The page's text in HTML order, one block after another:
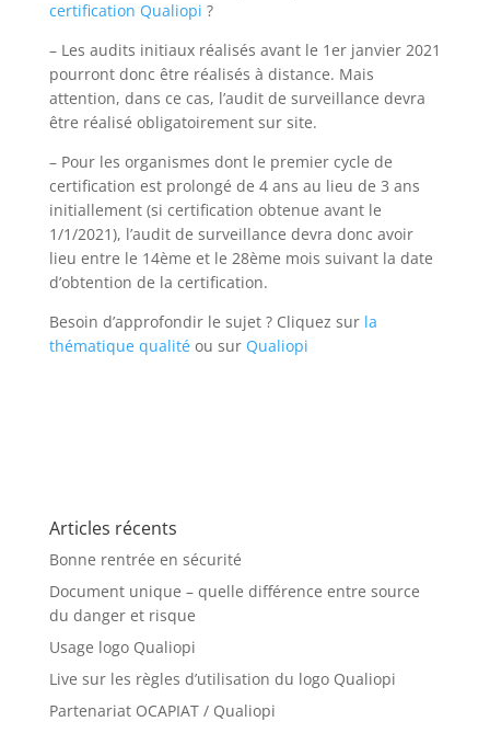
certification Qualiopi ?
– Les audits initiaux réalisés avant le 1er janvier 2021
pourront donc être réalisés à distance. Mais
attention, dans ce cas, l’audit de surveillance devra
être réalisé obligatoirement sur site.
– Pour les organismes dont le premier cycle de
certification est prolongé de 4 ans au lieu de 3 ans
initiallement (si certification obtenue avant le
1/1/2021), l’audit de surveillance devra donc avoir
lieu entre le 14ème et le 28ème mois suivant la date
d’obtention de la certification.
Besoin d’approfondir le sujet ? Cliquez sur la
thématique qualitéou sur Qualiopi
Articles récents
Bonne rentrée en sécurité
Document unique – quelle différence entre source
du danger et risque
Usage logo Qualiopi
Live sur les règles d’utilisation du logo Qualiopi
Partenariat OCAPIAT / Qualiopi